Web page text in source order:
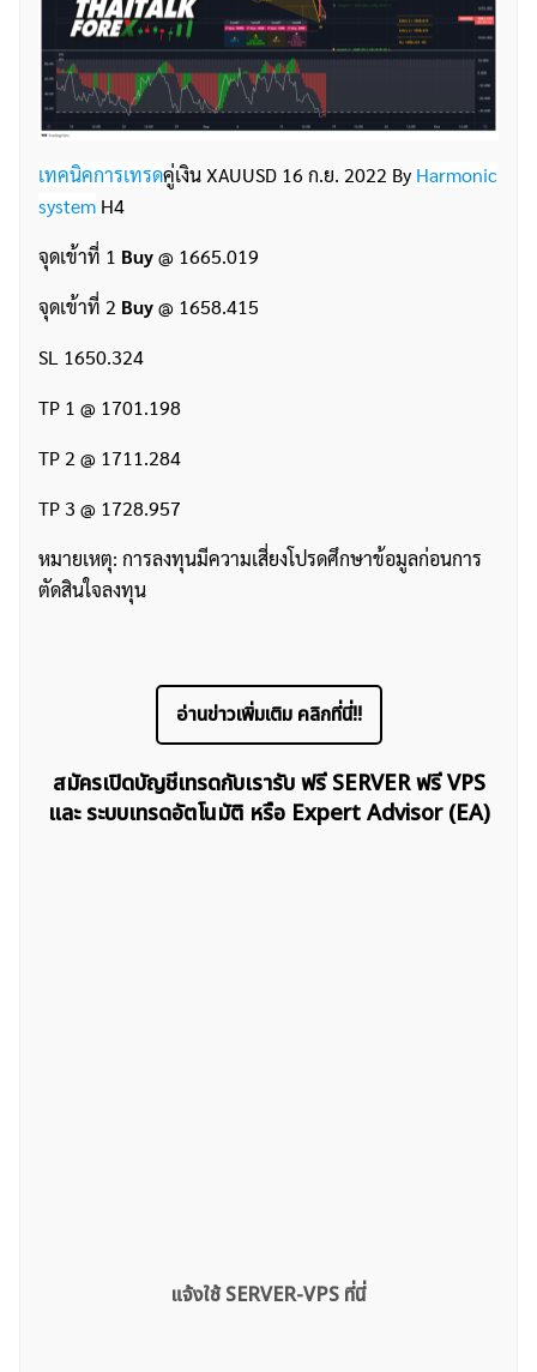
เทคนิคการเทรดคู่เงิน XAUUSD 16 ก.ย. 2022 By Harmonic
system H4
จุดเข้าที่ 1 Buy@ 1665.019
จุดเข้าที่ 2 Buy@ 1658.415
SL 1650.324
TP 1 @ 1701.198
TP 2 @ 1711.284
TP 3 @ 1728.957
หมายเหตุ: การลงทุนมีความเสี่ยงโปรดศึกษาข้อมูลก่อนการ
ตัดสินใจลงทุน
อ่านข่าวเพิ่มเติม คลิกที่นี่!!
สมัครเปิดบัญชีเทรดกับเรารับ ฟรี SERVER ฟรี VPS
และ ระบบเทรดอัตโนมัติ หรือ Expert Advisor (EA)
แจ้งใช้ SERVER-VPS ที่นี่